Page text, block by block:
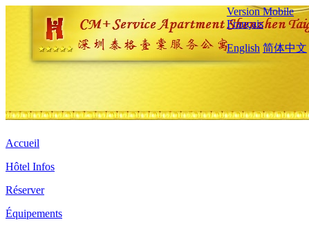
Version Mobile
Français
English 简体中文
Accueil
Hôtel Infos
Réserver
Équipements